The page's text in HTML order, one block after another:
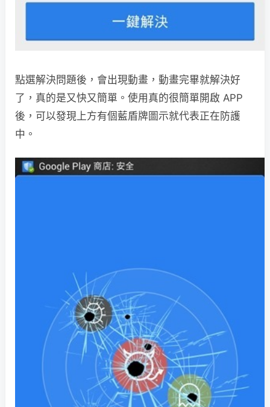
點選解決問題後，會出現動畫，動畫完畢就解決好
了，真的是又快又簡單。使用真的很簡單開啟 APP
後，可以發現上方有個藍盾牌圖示就代表正在防護
中。